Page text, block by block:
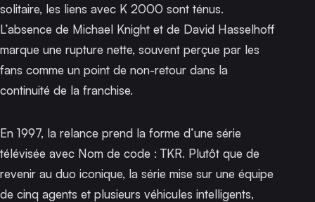
solitaire, les liens avec K 2000 sont ténus.
L’absence de Michael Knight et de David Hasselhoff
marque une rupture nette, souvent perçue par les
fans comme un point de non-retour dans la
continuité de la franchise.
En 1997, la relance prend la forme d’une série
télévisée avec Nom de code : TKR. Plutôt que de
revenir au duo iconique, la série mise sur une équipe
de cinq agents et plusieurs véhicules intelligents,